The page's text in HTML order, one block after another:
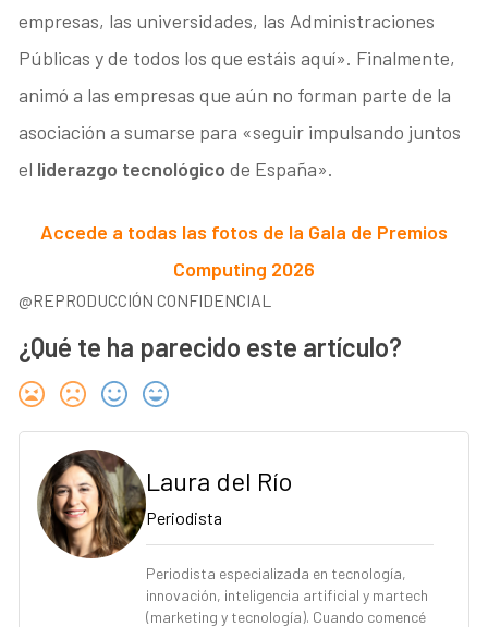
empresas, las universidades, las Administraciones
Públicas y de todos los que estáis aquí». Finalmente,
animó a las empresas que aún no forman parte de la
asociación a sumarse para «seguir impulsando juntos
el liderazgo tecnológico de España».
Accede a todas las fotos de la Gala de Premios
Computing 2026
@REPRODUCCIÓN CONFIDENCIAL
¿Qué te ha parecido este artículo?
Laura del Río
Periodista
Periodista especializada en tecnología,
innovación, inteligencia artificial y martech
(marketing y tecnología). Cuando comencé